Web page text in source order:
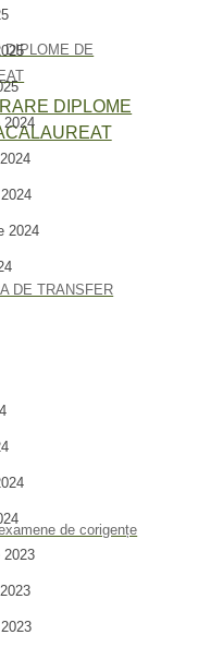
DIPLOME DE
DE TRANSFER
de corigențe
2024
2024
2023